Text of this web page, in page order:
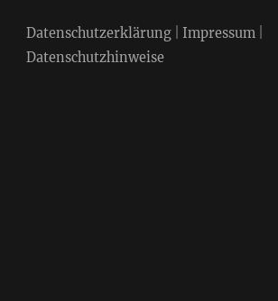
Datenschutzerklärung| Impressum|
Datenschutzhinweise